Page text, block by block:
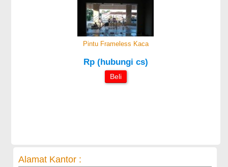
Pintu Frameless Kaca
Rp (hubungi cs)
Beli
Alamat Kantor :